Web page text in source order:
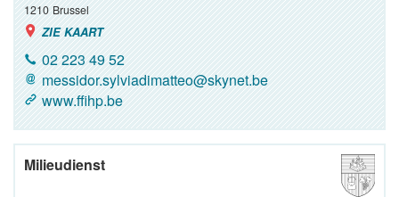
1210 Brussel
ZIE KAART
02 223 49 52
messidor.sylviadimatteo@skynet.be
www.ffihp.be
Milieudienst